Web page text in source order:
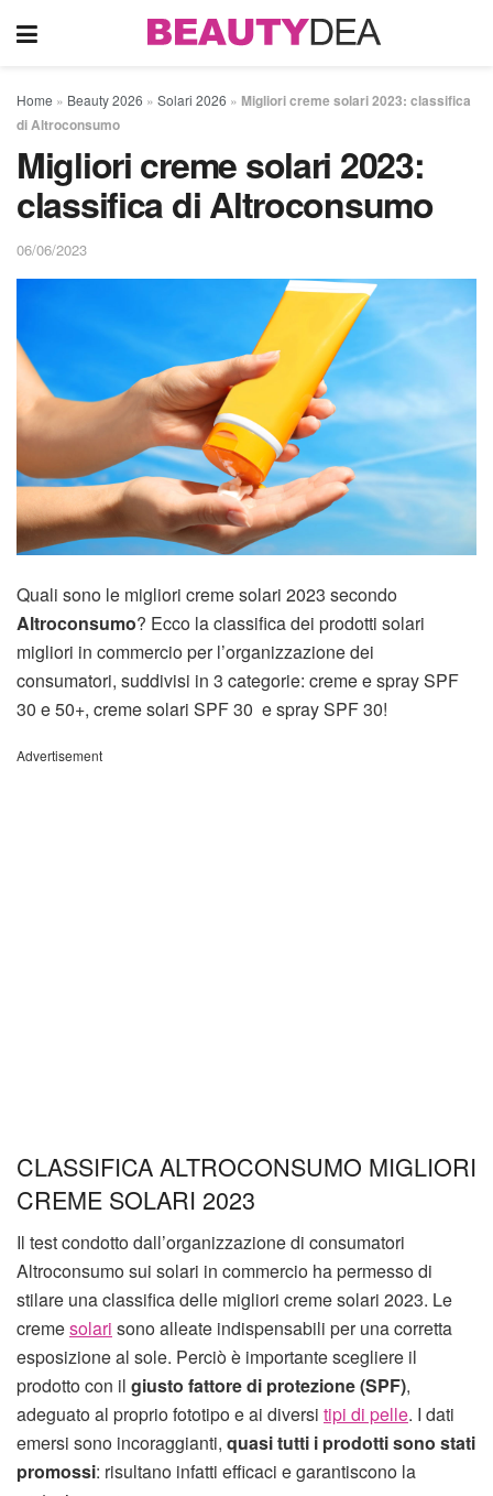
Home » Beauty 2026 » Solari 2026 » Migliori creme solari 2023: classifica
di Altroconsumo
Migliori creme solari 2023:
classifica di Altroconsumo
06/06/2023
Quali sono le migliori creme solari 2023 secondo
Altroconsumo? Ecco la classifica dei prodotti solari
migliori in commercio per l’organizzazione dei
consumatori, suddivisi in 3 categorie: creme e spray SPF
30 e 50+, creme solari SPF 30 e spray SPF 30!
Advertisement
CLASSIFICA ALTROCONSUMO MIGLIORI
CREME SOLARI 2023
Il test condotto dall’organizzazione di consumatori
Altroconsumo sui solari in commercio ha permesso di
stilare una classifica delle migliori creme solari 2023. Le
cremesolari sono alleate indispensabili per una corretta
esposizione al sole. Perciò è importante scegliere il
prodotto con il giusto fattore di protezione (SPF),
adeguato al proprio fototipo e ai diversi tipi di pelle. I dati
emersi sono incoraggianti, quasi tutti i prodotti sono stati
promossi: risultano infatti efficaci e garantiscono la